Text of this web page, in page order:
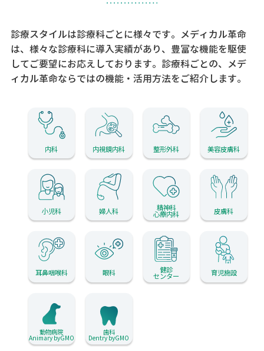
診療スタイルは診療科ごとに様々です。メディカル革命
は、様々な診療科に導入実績があり、 豊富な機能を駆使
してご要望にお応えしております。 診療科ごとの、メデ
ィカル革命ならではの機能・活用方法をご紹介します。
内科 内視鏡内科 整形外科 美容皮膚科
小児科 婦人科 精神科
心療内科 皮膚科
耳鼻咽喉科 眼科 健診
センター 育児施設
動物病院
Animary byGMO
歯科
Dentry byGMO